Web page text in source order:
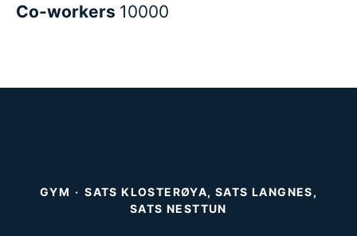
Co-workers 10000
GYM · SATS KLOSTERØYA, SATS LANGNES,
SATS NESTTUN